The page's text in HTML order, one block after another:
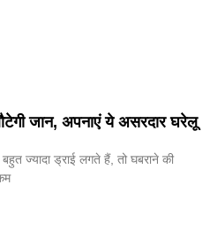
जान, अपनाएं ये असरदार घरेलू
ज्यादा ड्राई लगते हैं, तो घबराने की